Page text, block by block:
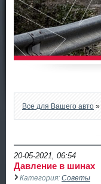
Все для Вашего авто »
20-05-2021, 06:54
Давление в шинах
Категория: Советы